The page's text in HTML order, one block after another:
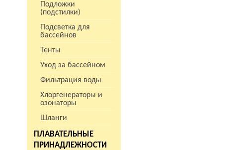
Подложки
(подстилки)
Подсветка для
бассейнов
Тенты
Уход за бассейном
Фильтрация воды
Хлоргенераторы и
озонаторы
Шланги
ПЛАВАТЕЛЬНЫЕ
ПРИНАДЛЕЖНОСТИ